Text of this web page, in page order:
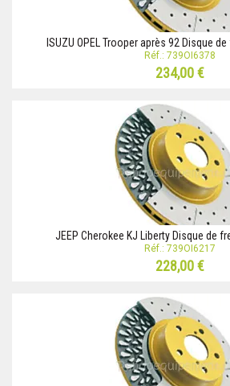
ISUZU OPEL Trooper après 92 Disque
Réf.: 739OI6378
234,00 €
JEEP Cherokee KJ Liberty Disque de
Réf.: 739OI6217
228,00 €